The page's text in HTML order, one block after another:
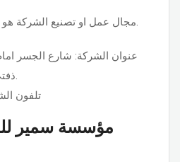
مجال عمل او تصنيع الشركة هو.
عنوان الشركة: شارع الجسر
ذفتى – محافظه الغربية.
تلفون الشركة:
مؤسسة سمير